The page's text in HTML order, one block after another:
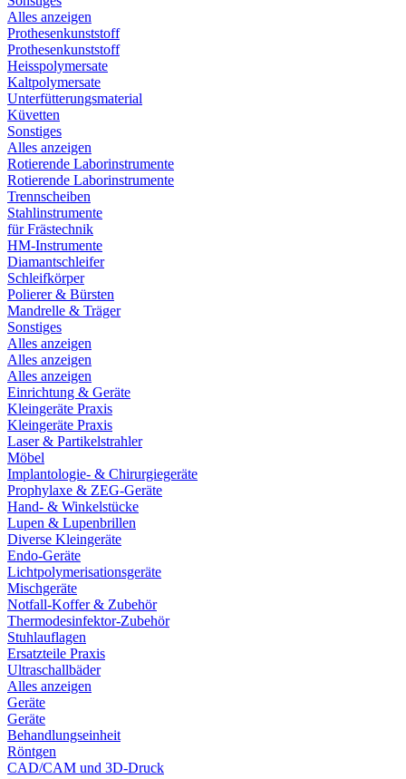
Alles anzeigen
Prothesenkunststoff
Prothesenkunststoff
Heisspolymersate
Kaltpolymersate
Unterfütterungsmaterial
Küvetten
Sonstiges
Alles anzeigen
Rotierende Laborinstrumente
Rotierende Laborinstrumente
Trennscheiben
Stahlinstrumente
für Frästechnik
HM-Instrumente
Diamantschleifer
Schleifkörper
Polierer & Bürsten
Mandrelle & Träger
Sonstiges
Alles anzeigen
Alles anzeigen
Alles anzeigen
Einrichtung & Geräte
Kleingeräte Praxis
Kleingeräte Praxis
Laser & Partikelstrahler
Möbel
Implantologie- & Chirurgiegeräte
Prophylaxe & ZEG-Geräte
Hand- & Winkelstücke
Lupen & Lupenbrillen
Diverse Kleingeräte
Endo-Geräte
Lichtpolymerisationsgeräte
Mischgeräte
Notfall-Koffer & Zubehör
Thermodesinfektor-Zubehör
Stuhlauflagen
Ersatzteile Praxis
Ultraschallbäder
Alles anzeigen
Geräte
Geräte
Behandlungseinheit
Röntgen
CAD/CAM und 3D-Druck